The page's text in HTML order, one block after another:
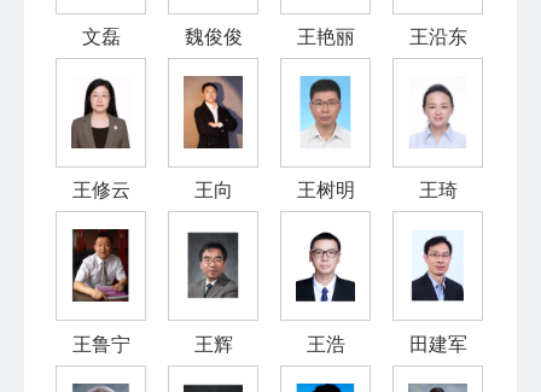
文磊 魏俊俊 王艳丽 王沿东
王修云 王向 王树明 王琦
王鲁宁 王辉 王浩 田建军